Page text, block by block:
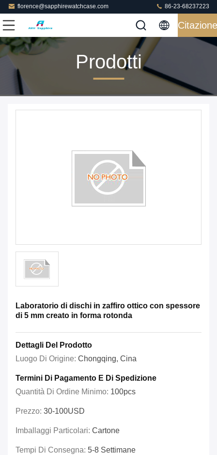
florence@sapphirewatchcase.com 86-23-68237223
Citazione
Prodotti
Laboratorio di dischi in zaffiro ottico con spessore
di 5 mm creato in forma rotonda
Dettagli Del Prodotto
Luogo Di Origine: Chongqing, Cina
Termini Di Pagamento E Di Spedizione
Quantità Di Ordine Minimo: 100pcs
Prezzo: 30-100USD
Imballaggi Particolari: Cartone
Tempi Di Consegna: 5-8 Settimane